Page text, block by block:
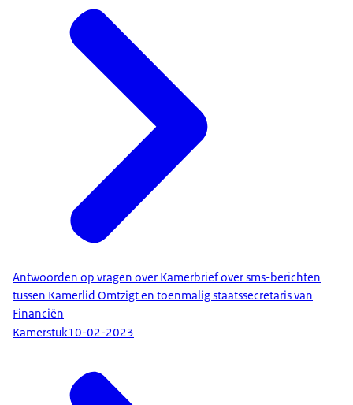
Antwoorden op vragen over Kamerbrief over sms-berichten
tussen Kamerlid Omtzigt en toenmalig staatssecretaris van
Financiën
Kamerstuk10-02-2023